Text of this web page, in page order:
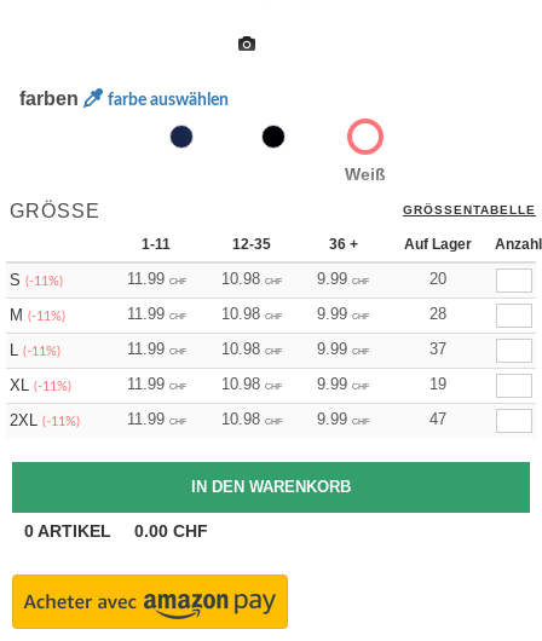
farben farbe auswählen
Weiß
GRÖSSE GRÖSSENTABELLE
1-11 12-35 36 + Auf Lager Anzahl
S (-11%) 11.99 CHF 10.98 CHF 9.99 CHF
20
M (-11%) 11.99 CHF 10.98 CHF 9.99 CHF
28
L (-11%) 11.99 CHF 10.98 CHF 9.99 CHF
37
XL (-11%) 11.99 CHF 10.98 CHF 9.99 CHF
19
2XL (-11%) 11.99 CHF 10.98 CHF 9.99 CHF 47
0ARTIKEL 0.00 CHF